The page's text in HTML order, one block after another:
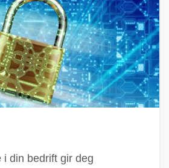
i din bedrift gir deg